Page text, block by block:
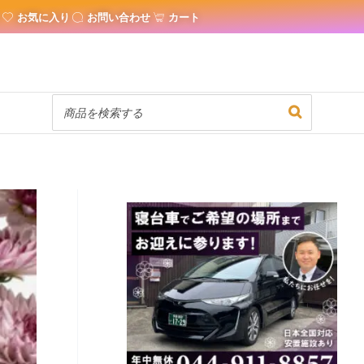
お気に入り お問い合わせ カート